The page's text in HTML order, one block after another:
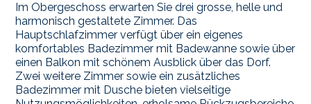
Im Obergeschoss erwarten Sie drei grosse, helle und
harmonisch gestaltete Zimmer. Das
Hauptschlafzimmer verfügt über ein eigenes
komfortables Badezimmer mit Badewanne sowie über
einen Balkon mit schönem Ausblick über das Dorf.
Zwei weitere Zimmer sowie ein zusätzliches
Badezimmer mit Dusche bieten vielseitige